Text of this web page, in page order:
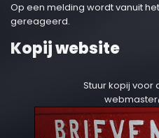
Op een melding wordt vanuit
gereageerd.
Kopij website
Stuur kopij voor